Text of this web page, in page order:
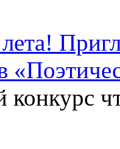
конкурс